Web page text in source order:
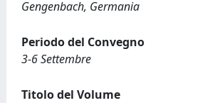
Gengenbach, Germania
Periodo del Convegno
3-6 Settembre
Titolo del Volume